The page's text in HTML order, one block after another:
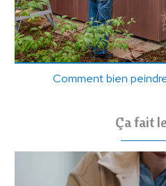
Comment bien
Ça fait